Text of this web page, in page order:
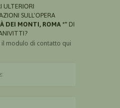
ULTERIORI
SULL'OPERA
DEI MONTI, ROMA *" DI
il modulo di contatto qui